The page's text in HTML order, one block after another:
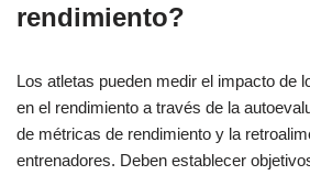
rendimiento?
Los atletas pueden medir el impacto de
en el rendimiento a través de la
de métricas de rendimiento y la
entrenadores. Deben establecer